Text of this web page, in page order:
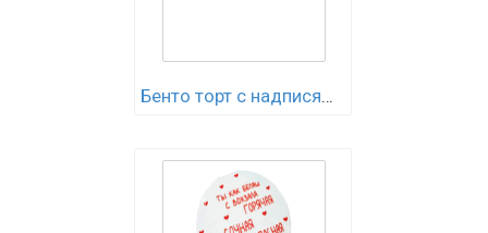
Бенто торт с надписями..)